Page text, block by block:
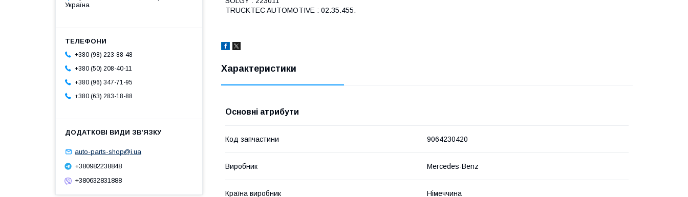
TRUCKTEC AUTOMOTIVE : 02.35.455.
Характеристики
Основні атрибути
Код запчастини 9064230420
Виробник Mercedes-Benz
Країна виробник Німеччина
Україна
+380 (98) 223-88-48
+380 (50) 208-40-11
+380 (96) 347-71-95
+380 (63) 283-18-88
auto-parts-shop@i.ua
+380982238848
+380632831888